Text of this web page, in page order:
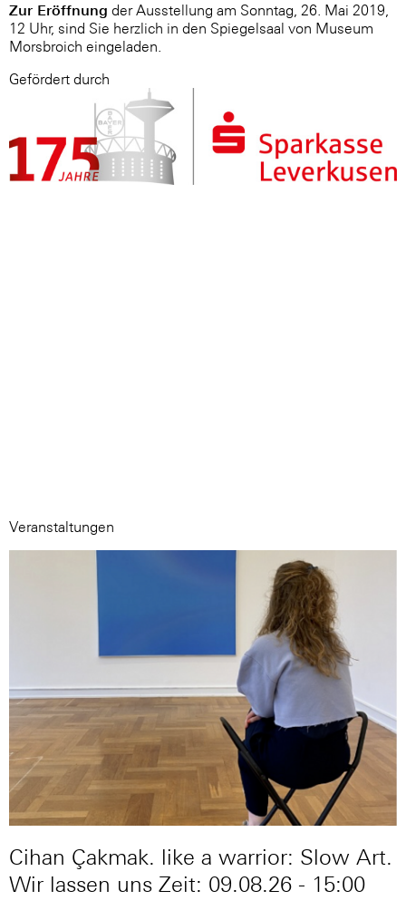
Zur Eröffnung der Ausstellung am Sonntag, 26. Mai 2019,
12 Uhr, sind Sie herzlich in den Spiegelsaal von Museum
Morsbroich eingeladen.
Gefördert durch
Veranstaltungen
Cihan Çakmak. like a warrior: Slow Art.
Wir lassen uns Zeit: 09.08.26 - 15:00